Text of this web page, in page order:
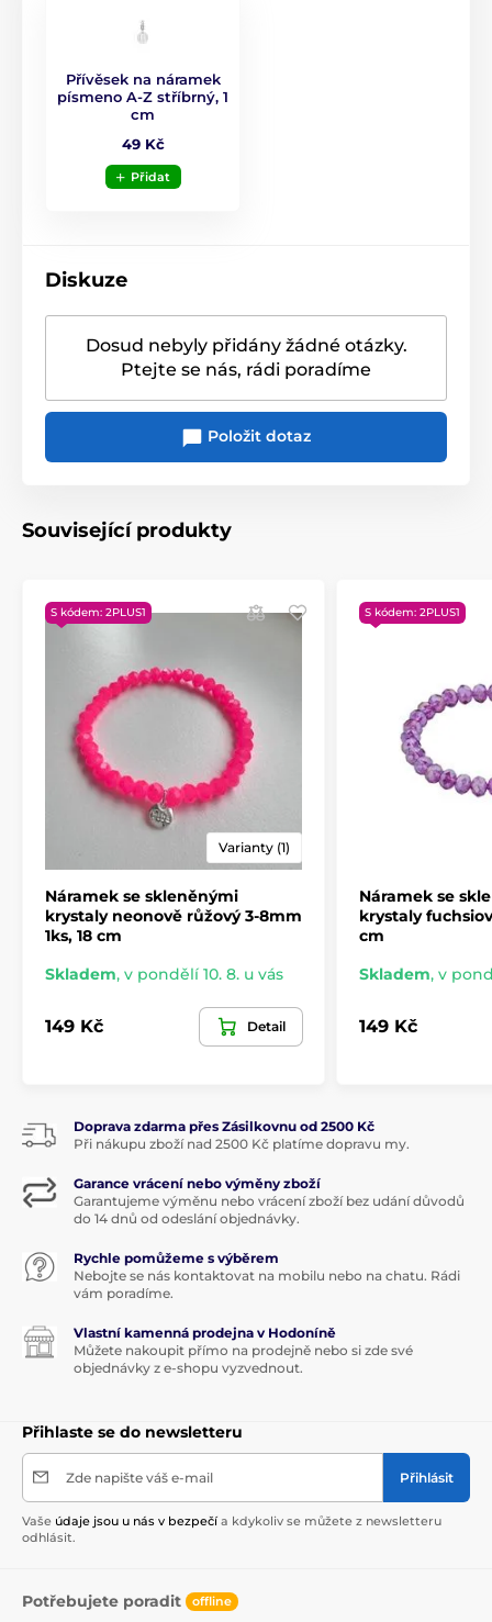
Přívěsek na náramek
písmeno A-Z stříbrný, 1
cm
49 Kč
Přidat
Diskuze
Dosud nebyly přidány žádné otázky.
Ptejte se nás, rádi poradíme
Položit dotaz
Související produkty
S kódem: 2PLUS1
Varianty (1)
Náramek se skleněnými
krystaly neonově růžový 3-8mm
1ks, 18 cm
Skladem, v pondělí 10. 8. u vás
149 Kč Detail
S kódem: 2PLUS1
Náramek se
krystaly
cm
Skladem, v
149 Kč
Doprava zdarma přes Zásilkovnu od 2500 Kč
Při nákupu zboží nad 2500 Kč platíme dopravu my.
Garance vrácení nebo výměny zboží
Garantujeme výměnu nebo vrácení zboží bez udání důvodů
do 14 dnů od odeslání objednávky.
Rychle pomůžeme s výběrem
Nebojte se nás kontaktovat na mobilu nebo na chatu. Rádi
vám poradíme.
Vlastní kamenná prodejna v Hodoníně
Můžete nakoupit přímo na prodejně nebo si zde své
objednávky z e-shopu vyzvednout.
Přihlaste se do newsletteru
Zde napište váš e-mail Přihlásit
Vaše údaje jsou u nás v bezpečí a kdykoliv se můžete z newsletteru
odhlásit.
Potřebujete poradit offline